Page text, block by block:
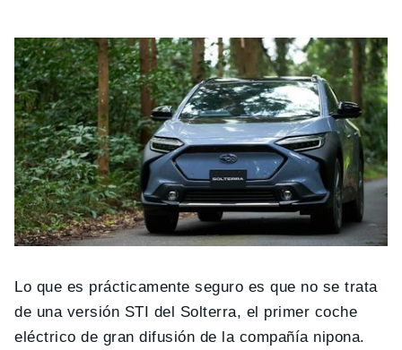
Lo que es prácticamente seguro es que no se trata
de una versión STI del Solterra, el primer coche
eléctrico de gran difusión de la compañía nipona.